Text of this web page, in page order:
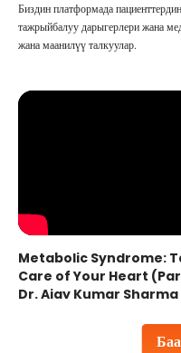
Биздин платформада
тажрыйбалуу дарыгерлери жана
жана маанилүү талкуулар.
Metabolic Syndrome:
Care of Your Heart
Dr. Ajay Kumar Sharma